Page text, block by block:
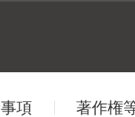
項 著作権